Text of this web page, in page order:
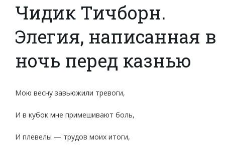
Чидик Тичборн.
Элегия, написанная в
ночь перед казнью
Мою весну завьюжили тревоги,
И в кубок мне примешивают боль,
И плевелы — трудов моих итоги,